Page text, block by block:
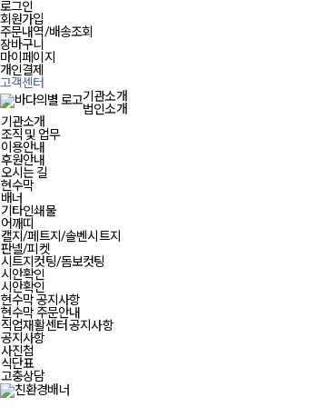
로그인
회원가입
주문내역/배송조회
장바구니
마이페이지
개인결제
고객센터
기관소개
법인소개
기관소개
조직 및 업무
이용안내
후원안내
오시는 길
현수막
배너
기타인쇄물
어깨띠
캘지/페트지/솔벤시트지
판넬/피켓
시트지컷팅/돔보컷팅
시안확인
시안확인
현수막 공지사항
현수막 주문안내
직업재활센터 공지사항
공지사항
사진첩
식단표
고충상담